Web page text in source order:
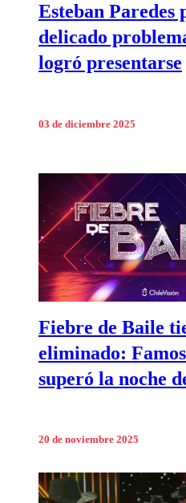
Esteban Paredes
delicado
logró presentarse
03 de diciembre 2025
Fiebre de Baile
eliminado:
superó la noche
20 de noviembre 2025